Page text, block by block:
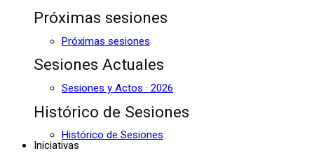
Próximas sesiones
Próximas sesiones
Sesiones Actuales
Sesiones y Actos · 2026
Histórico de Sesiones
Histórico de Sesiones
Iniciativas